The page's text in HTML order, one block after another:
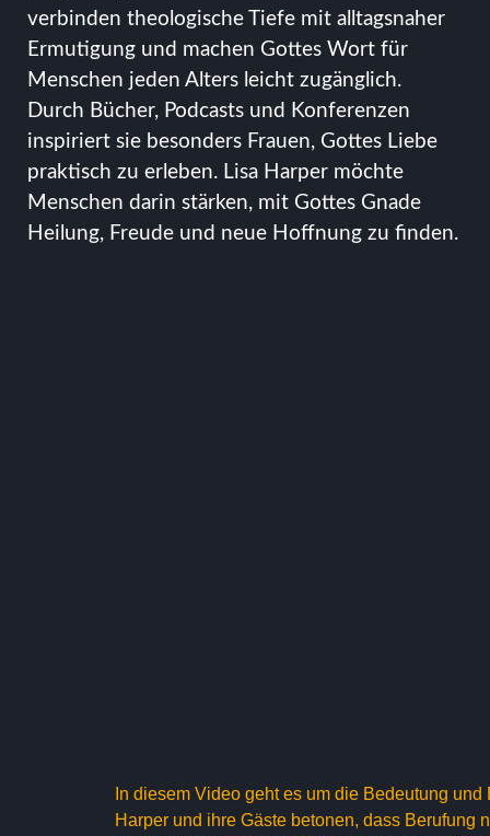
verbinden theologische Tiefe mit alltagsnaher
Ermutigung und machen Gottes Wort für
Menschen jeden Alters leicht zugänglich.
Durch Bücher, Podcasts und Konferenzen
inspiriert sie besonders Frauen, Gottes Liebe
praktisch zu erleben. Lisa Harper möchte
Menschen darin stärken, mit Gottes Gnade
Heilung, Freude und neue Hoffnung zu finden.
In diesem Video geht es um die Bedeutung
Harper und ihre Gäste betonen, dass Berufung